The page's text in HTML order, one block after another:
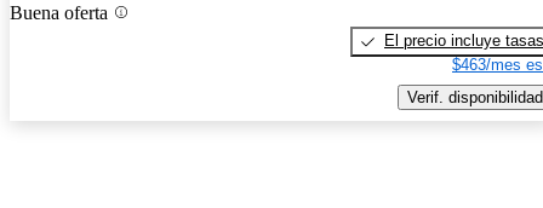
Buena oferta
El precio incluye tasas
$463/mes
Verif. disponibilidad